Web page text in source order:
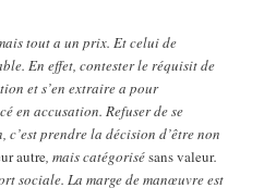
tout a un prix. Et celui de
En effet, contester le réquisit de
et s’en extraire a pour
en accusation. Refuser de se
prendre la décision d’être non
autre, mais catégorisésans valeur.
sociale. La marge de manœuvre est